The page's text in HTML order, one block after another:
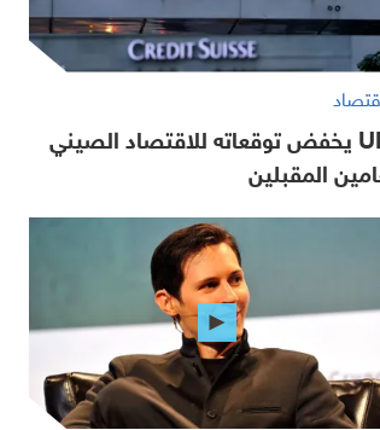
UBS يخفض توقعاته للاقتصاد الصيني
المقبلين